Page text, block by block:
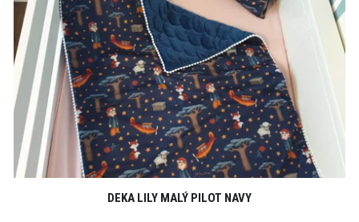
DEKA LILY MALÝ PILOT NAVY